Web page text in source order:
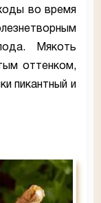
во время
Мякоть
оттенком,
пикантный и